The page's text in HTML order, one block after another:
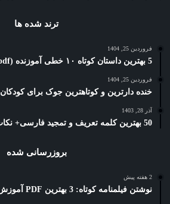
ترند شده ها
فروردین 25, 1404
5 بهترین داستان کوتاه ۱۰ خطی آموزنده (pdf رایگان)
فروردین 25, 1404
خنده دارترین و کوتاهترین جوک برای کودکان ۸ ساله و دبستانی
آذر 28, 1403
50 بهترین کلمه تعریف و تمجید فارسی+ نکات و حقایق
بروزرسانی شده
2 هفته پیش
نوشتن فیلمنامه کوتاه: 3 بهترین PDF آموزش کامل (دانلود رایگان)